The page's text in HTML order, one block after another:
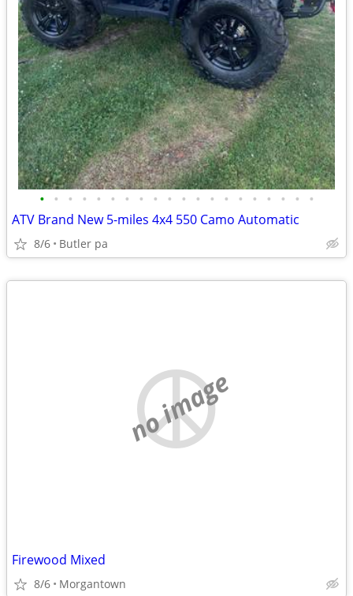
• • • • • • • • • • • • • • • • • • • •
ATV Brand New 5-miles 4x4 550 Camo Automatic
8/6 Butler pa
no image
Firewood Mixed
8/6 Morgantown